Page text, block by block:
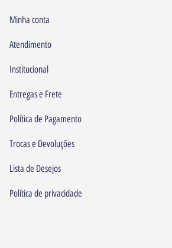
Minha conta
Atendimento
Institucional
Entregas e Frete
Política de Pagamento
Trocas e Devoluções
Lista de Desejos
Política de privacidade